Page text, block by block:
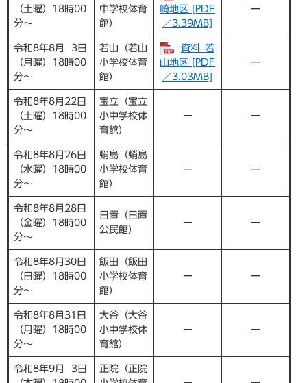
（土曜）18時00
分～
中学校体育
館）
崎地区 [PDF
／3.39MB]
ー
令和8年8月 3日
（月曜）18時00
分～
若山（若山
小学校体育
館）
資料_若
山地区 [PDF
／3.03MB]
ー
令和8年8月22日
（土曜）18時00
分～
宝立（宝立
小中学校体
育館）
ー ー
令和8年8月26日
（水曜）18時00
分～
蛸島（蛸島
小学校体育
館）
ー ー
令和8年8月28日
（金曜）18時00
分～
日置（日置
公民館）
ー ー
令和8年8月30日
（日曜）18時00
分～
飯田（飯田
小学校体育
館）
ー ー
令和8年8月31日
（月曜）18時00
分～
大谷（大谷
小中学校体
育館）
ー ー
令和8年9月 3日
正院（正院